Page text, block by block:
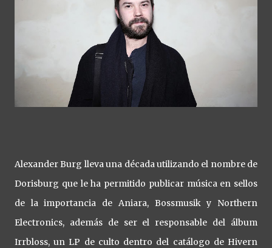
Alexander Burg lleva una década utilizando el nombre de
Dorisburg que le ha permitido publicar música en sellos
de la importancia de Aniara, Bossmusik y Northern
Electronics, además de ser el responsable del álbum
Irrbloss, un LP de culto dentro del catálogo de Hivern